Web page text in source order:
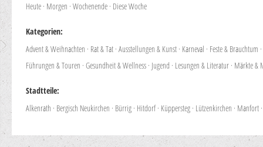
Heute · Morgen · Wochenende · Diese Woche
Kategorien:
Advent & Weihnachten · Rat & Tat · Ausstellungen & Kunst · Karneval · Feste & Brauchtum ·
Führungen & Touren · Gesundheit & Wellness · Jugend · Lesungen & Literatur · Märkte &
Stadtteile:
Alkenrath · Bergisch Neukirchen · Bürrig · Hitdorf· Küppersteg · Lützenkirchen · Manfort